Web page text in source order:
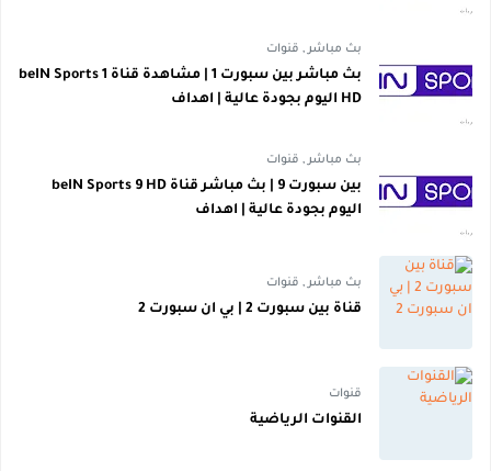
بث مباشر , قنوات
بث مباشر بين سبورت 1 | مشاهدة قناة beIN Sports 1
HD اليوم بجودة عالية | اهداف
بث مباشر , قنوات
بين سبورت 9 | بث مباشر قناة beIN Sports 9 HD
اليوم بجودة عالية | اهداف
بث مباشر , قنوات
قناة بين سبورت 2 | بي ان سبورت 2
قنوات
القنوات الرياضية